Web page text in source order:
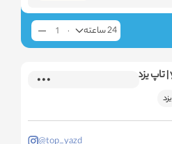
24 ساعته
یزد